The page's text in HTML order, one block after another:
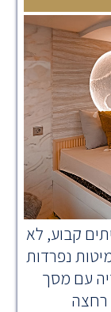
קבוע, לא
נפרדות
עם מסך
רחצה